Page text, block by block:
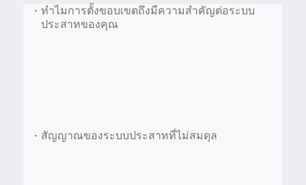
• ทำไมการตั้งขอบเขตถึงมีความสำคัญต่อระบบ
ประสาทของคุณ
• สัญญาณของระบบประสาทที่ไม่สมดุล